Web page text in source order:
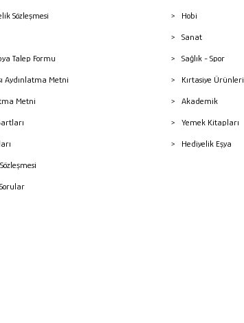
Sözleşmesi
Talep Formu
Aydınlatma Metni
Metni
Hobi
Sanat
Sağlık - Spor
Kırtasiye Ürünleri
Akademik
Yemek Kitapları
Hediyelik Eşya